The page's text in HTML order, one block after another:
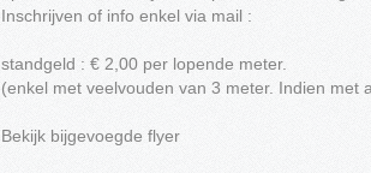
Inschrijven of info enkel via mail :
standgeld : € 2,00 per lopende meter.
(enkel met veelvouden van 3 meter. Indien met
Bekijk bijgevoegde flyer